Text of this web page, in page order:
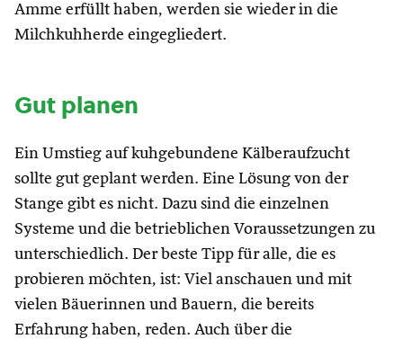
Amme erfüllt haben, werden sie wieder in die
Milchkuhherde eingegliedert.
Gut planen
Ein Umstieg auf kuhgebundene Kälberaufzucht
sollte gut geplant werden. Eine Lösung von der
Stange gibt es nicht. Dazu sind die einzelnen
Systeme und die betrieblichen Voraussetzungen zu
unterschiedlich. Der beste Tipp für alle, die es
probieren möchten, ist: Viel anschauen und mit
vielen Bäuerinnen und Bauern, die bereits
Erfahrung haben, reden. Auch über die